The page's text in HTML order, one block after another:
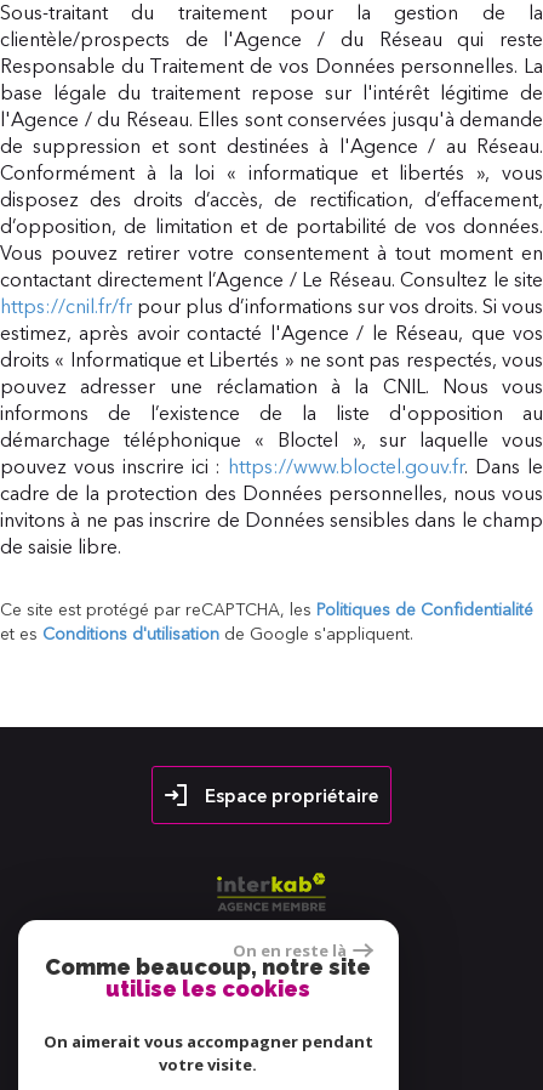
Sous-traitant du traitement pour la gestion de la
clientèle/prospects de l'Agence / du Réseau qui reste
Responsable du Traitement de vos Données personnelles. La
base légale du traitement repose sur l'intérêt légitime de
l'Agence / du Réseau. Elles sont conservées jusqu'à demande
de suppression et sont destinées à l'Agence / au Réseau.
Conformément à la loi « informatique et libertés », vous
disposez des droits d’accès, de rectification, d’effacement,
d’opposition, de limitation et de portabilité de vos données.
Vous pouvez retirer votre consentement à tout moment en
contactant directement l’Agence / Le Réseau. Consultez le site
https://cnil.fr/fr pour plus d’informations sur vos droits. Si vous
estimez, après avoir contacté l'Agence / le Réseau, que vos
droits « Informatique et Libertés » ne sont pas respectés, vous
pouvez adresser une réclamation à la CNIL. Nous vous
informons de l’existence de la liste d'opposition au
démarchage téléphonique « Bloctel », sur laquelle vous
pouvez vous inscrire ici : https://www.bloctel.gouv.fr. Dans le
cadre de la protection des Données personnelles, nous vous
invitons à ne pas inscrire de Données sensibles dans le champ
de saisie libre.
Ce site est protégé par reCAPTCHA, les Politiques de Confidentialité
et es Conditions d'utilisation de Google s'appliquent.
Espace propriétaire
38 avis
On en reste là
Comme beaucoup, notre site
utilise les cookies
On aimerait vous accompagner pendant
votre visite.